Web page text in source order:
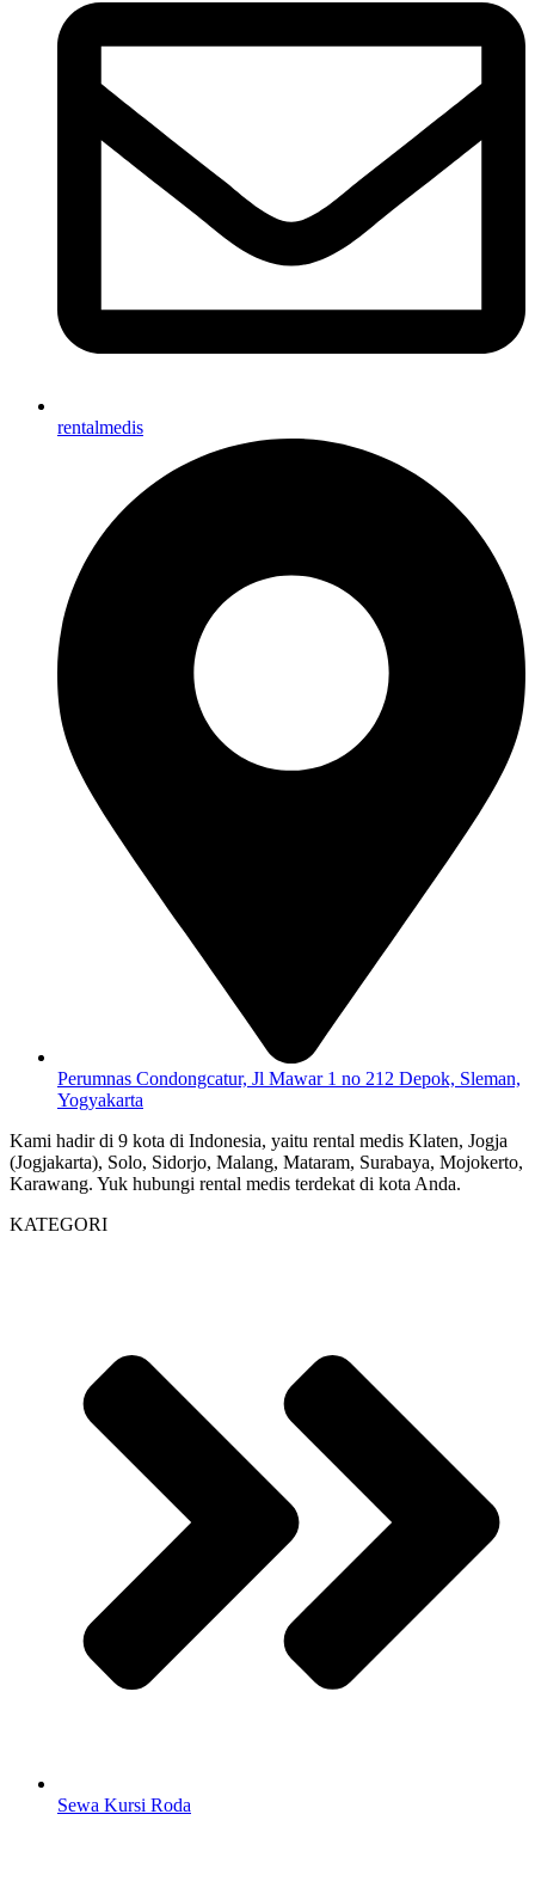
rentalmedis
Perumnas Condongcatur, Jl Mawar 1 no 212 Depok, Sleman,
Yogyakarta
Kami hadir di 9 kota di Indonesia, yaitu rental medis Klaten, Jogja
(Jogjakarta), Solo, Sidorjo, Malang, Mataram, Surabaya, Mojokerto,
Karawang. Yuk hubungi rental medis terdekat di kota Anda.
KATEGORI
Sewa Kursi Roda